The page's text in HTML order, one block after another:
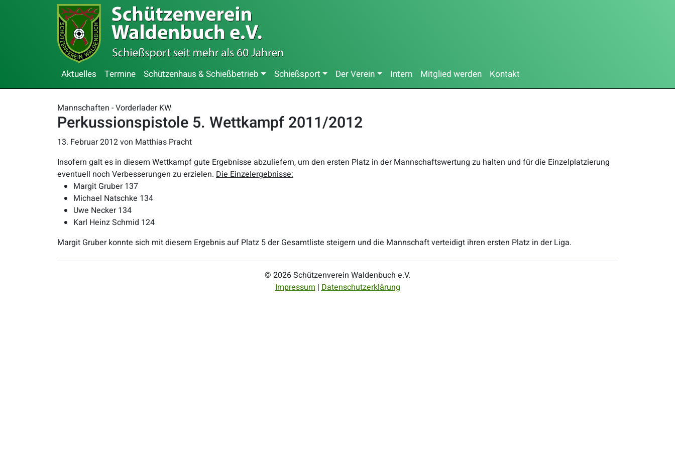
Aktuelles Termine Schützenhaus & Schießbetrieb Schießsport Der Verein Intern Mitglied werden Kontakt
Mannschaften - Vorderlader KW
Perkussionspistole 5. Wettkampf 2011/2012
13. Februar 2012von Matthias Pracht
Insofern galt es in diesem Wettkampf gute Ergebnisse abzuliefern, um den ersten Platz in der Mannschaftswertung zu halten und für die Einzelplatzierung
eventuell noch Verbesserungen zu erzielen. Die Einzelergebnisse:
Margit Gruber 137
Michael Natschke 134
Uwe Necker 134
Karl Heinz Schmid 124
Margit Gruber konnte sich mit diesem Ergebnis auf Platz 5 der Gesamtliste steigern und die Mannschaft verteidigt ihren ersten Platz in der Liga.
© 2026 Schützenverein Waldenbuch e.V.
Impressum|Datenschutzerklärung